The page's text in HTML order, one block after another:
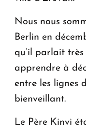
Nous nous
Berlin en
qu’il parlait
apprendre à
entre les lignes
bienveillant.
Le Père Kinvi